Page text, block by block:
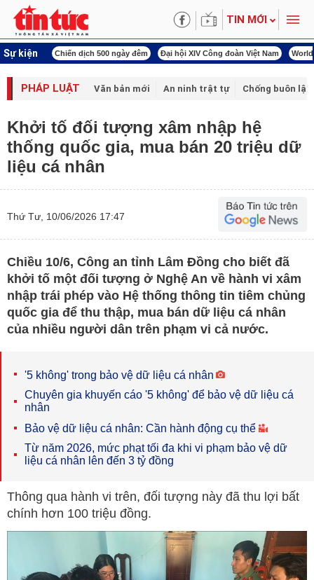
TIN MỚI
Sự kiện
ngày đêm Đại hội XIV Công đoàn Việt Nam World Cup 2026 Kỳ họp thứ
PHÁP LUẬT Văn bản mới An ninh trật tự Chống buôn
Khởi tố đối tượng xâm nhập hệ
thống quốc gia, mua bán 20 triệu dữ
liệu cá nhân
Thứ Tư, 10/06/2026 17:47
Chiều 10/6, Công an tỉnh Lâm Đồng cho biết đã
khởi tố một đối tượng ở Nghệ An về hành vi xâm
nhập trái phép vào Hệ thống thông tin tiêm chủng
quốc gia để thu thập, mua bán dữ liệu cá nhân
của nhiều người dân trên phạm vi cả nước.
'5 không' trong bảo vệ dữ liệu cá nhân
Chuyên gia khuyến cáo '5 không' để bảo vệ dữ liệu cá
nhân
Bảo vệ dữ liệu cá nhân: Cần hành động cụ thể
Từ năm 2026, mức phạt tối đa khi vi phạm bảo vệ dữ
liệu cá nhân lên đến 3 tỷ đồng
Thông qua hành vi trên, đối tượng này đã thu lợi bất
chính hơn 100 triệu đồng.